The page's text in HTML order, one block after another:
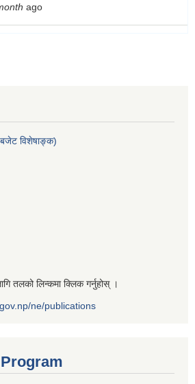
ago
विशेषाङ्क)
तलको लिन्कमा क्लिक गर्नुहोस् ।
ne/publications